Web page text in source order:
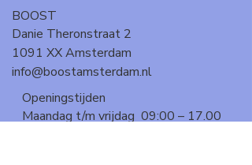
BOOST
Danie Theronstraat 2
1091 XX Amsterdam
info@boostamsterdam.nl
Openingstijden
Maandag t/m vrijdag 09:00 – 17.00